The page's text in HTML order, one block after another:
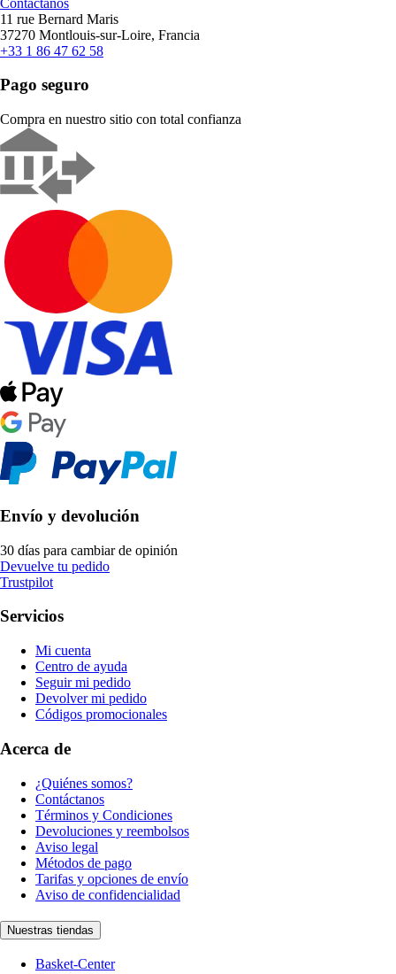
11 rue Bernard Maris
37270 Montlouis-sur-Loire, Francia
+33 1 86 47 62 58
Pago seguro
Compra en nuestro sitio con total confianza
Envío y devolución
30 días para cambiar de opinión
Devuelve tu pedido
Trustpilot
Servicios
Mi cuenta
Centro de ayuda
Seguir mi pedido
Devolver mi pedido
Códigos promocionales
Acerca de
¿Quiénes somos?
Contáctanos
Términos y Condiciones
Devoluciones y reembolsos
Aviso legal
Métodos de pago
Tarifas y opciones de envío
Aviso de confidencialidad
Nuestras tiendas
Basket-Center